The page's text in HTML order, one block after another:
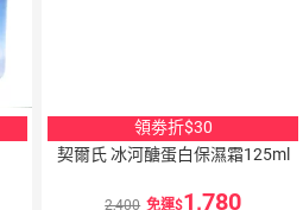
領劵折$30
契爾氏 冰河醣蛋白保濕霜125ml
2,400 免運 1,780